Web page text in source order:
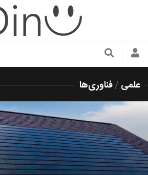
سبک زندگی
زیبایی و آرایش
شیک پوشی
دکوراسیون و چیدمان
غذا
علمی /فناوری‌ها